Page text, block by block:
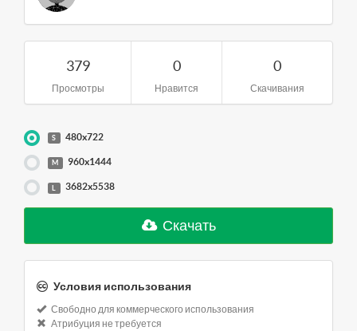
379
Просмотры
0
Нравится
0
Скачивания
S 480x722
M 960x1444
L 3682x5538
Скачать
Условия использования
Свободно для коммерческого использования
Атрибуция не требуется